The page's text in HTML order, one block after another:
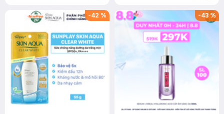
-42 % -43%